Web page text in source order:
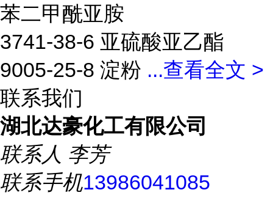
苯二甲酰亚胺
3741-38-6 亚硫酸亚乙酯
9005-25-8 淀粉 ...查看全文 >
联系我们
湖北达豪化工有限公司
联系人 李芳
联系手机13986041085